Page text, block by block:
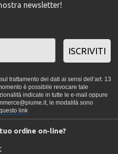
newsletter!
ISCRIVITI
trattamento dei dati ai sensi dell’art. 13
è possibile revocare tale
indicate in tutte le e-mail oppure
le modalità sono
link
ordine on-line?